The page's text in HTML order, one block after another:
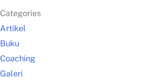
Categories
Artikel
Buku
Coaching
Galeri